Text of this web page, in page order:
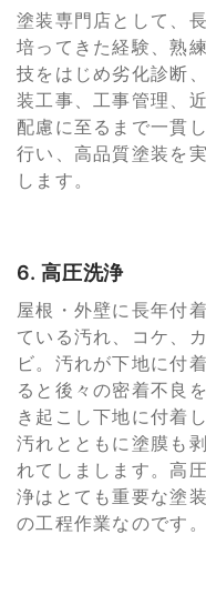
塗装専門店として、
培ってきた経験、熟
技をはじめ劣化診断
装工事、工事管理、
配慮に至るまで一貫
行い、高品質塗装を
します。
6. 高圧洗浄
屋根・外壁に長年付
ている汚れ、コケ、カ
ビ。汚れが下地に付
ると後々の密着不良
き起こし下地に付着
汚れとともに塗膜も
れてしまします。高
浄はとても重要な塗
の工程作業なのです。